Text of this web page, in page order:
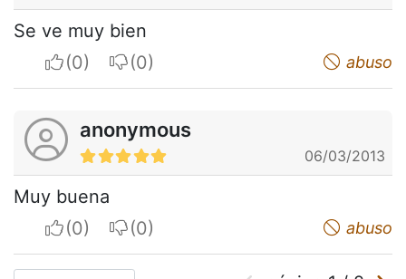
Se ve muy bien
I apreciateI do not appreciate abuso
anonymous
06/03/2013
Muy buena
I apreciateI do not appreciate abuso